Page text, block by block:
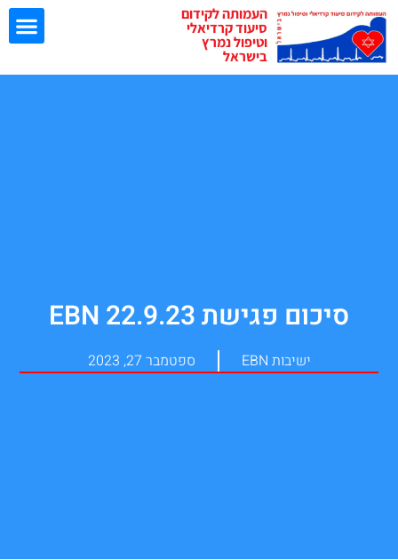
העמותה לקידום
סיעוד קרדיאלי
וטיפול נמרץ
בישראל
סיכום פגישת EBN 22.9.23
ישיבות EBN ספטמבר 27, 2023